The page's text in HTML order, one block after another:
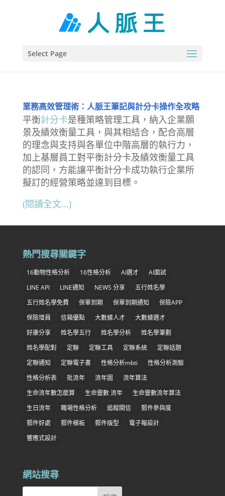
Select Page
業務高效管理術：人脈王筆記與計分卡操作全攻略
平衡計分卡是種策略管理工具，納入企業願
景及績效衡量工具，與其相結合，配合高層
的理念與支持與各單位中階高層的執行力，
加上基層員工對平衡計分卡及績效衡量工具
的認同，方能讓平衡計分卡成功執行企業所
擬訂的經營策略並達到目標。
(閱讀全文...)
熱門搜尋關鍵字
16動物性格分析 16性格分析 AI選才
AI面試
LINE API
LINE通知 NEWS 分享
五行姓名學
五行姓名學免費
保單到期 保單到期通知
保險APP
保險增員
信箱優點 大數據人才
大數據選才
好康分享
姓名學五行 姓名學分析
姓名學筆劃
姓名學配對
定聯 定聯工具 定聯系統
定聯話題
定聯通知
定聯電子書 性格分析mbti
性格分析測驗
性格分析表
批流年 流年圖
流年算法
生命流年數怎麼算
生命靈數 流年
生命靈數流年算法
生日流年
職場性格分析 追蹤開信
郵件參與度
郵件好處
郵件模板 郵件版型
電子報設計
響應式設計
網站搜尋